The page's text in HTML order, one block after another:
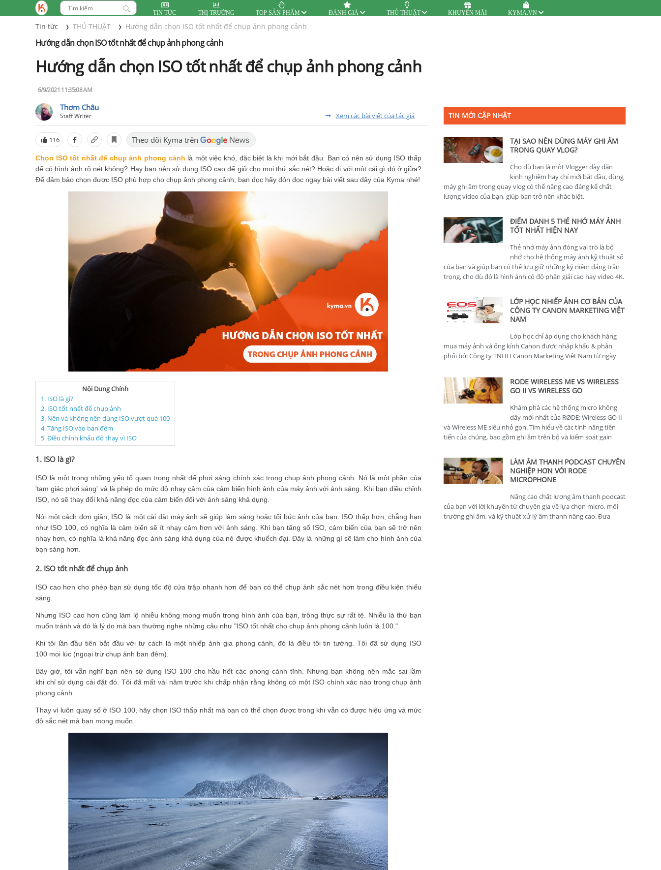
TIN TỨC THỊ TRƯỜNG TOP SẢN PHẨM ĐÁNH GIÁ THỦ THUẬT KHUYẾN MÃI KYMA.VN
Tin tức THỦ THUẬT Hướng dẫn chọn ISO tốt nhất để chụp ảnh phong cảnh
Hướng dẫn chọn ISO tốt nhất để chụp ảnh phong cảnh
Hướng dẫn chọn ISO tốt nhất để chụp ảnh phong cảnh
6/9/2021 11:35:08 AM
Thơm Châu
Staff Writer Xem các bài viết của tác giả
116 Theo dõi Kyma trên
Chọn ISO tốt nhất để chụp ảnh phong cảnh là một việc khó, đặc biệt là khi mới bắt đầu. Bạn có nên sử dụng ISO thấp
để có hình ảnh rõ nét không? Hay bạn nên sử dụng ISO cao để giữ cho mọi thứ sắc nét? Hoặc đi với một cái gì đó ở giữa?
Để đảm bảo chọn được ISO phù hợp cho chụp ảnh phong cảnh, bạn đọc hãy đón đọc ngay bài viết sau đây của Kyma nhé!
Nội Dung Chính
1. ISO là gì?
2. ISO tốt nhất để chụp ảnh
3. Nên và không nên dùng ISO vượt quá 100
4. Tăng ISO vào ban đêm
5. Điều chỉnh khẩu độ thay vì ISO
1. ISO là gì?
ISO là một trong những yếu tố quan trọng nhất để phơi sáng chính xác trong chụp ảnh phong cảnh. Nó là một phần của
'tam giác phơi sáng' và là phép đo mức độ nhạy cảm của cảm biến hình ảnh của máy ảnh với ánh sáng. Khi bạn điều chỉnh
ISO, nó sẽ thay đổi khả năng đọc của cảm biến đối với ánh sáng khả dụng.
Nói một cách đơn giản, ISO là một cài đặt máy ảnh sẽ giúp làm sáng hoặc tối bức ảnh của bạn. ISO thấp hơn, chẳng hạn
như ISO 100, có nghĩa là cảm biến sẽ ít nhạy cảm hơn với ánh sáng. Khi bạn tăng số ISO, cảm biến của bạn sẽ trở nên
nhạy hơn, có nghĩa là khả năng đọc ánh sáng khả dụng của nó được khuếch đại. Đây là những gì sẽ làm cho hình ảnh của
bạn sáng hơn.
2. ISO tốt nhất để chụp ảnh
ISO cao hơn cho phép bạn sử dụng tốc độ cửa trập nhanh hơn để bạn có thể chụp ảnh sắc nét hơn trong điều kiện thiếu
sáng.
Nhưng ISO cao hơn cũng làm lộ nhiễu không mong muốn trong hình ảnh của bạn, trông thực sự rất tệ. Nhiễu là thứ bạn
muốn tránh và đó là lý do mà bạn thường nghe những câu như "ISO tốt nhất cho chụp ảnh phong cảnh luôn là 100."
Khi tôi lần đầu tiên bắt đầu với tư cách là một nhiếp ảnh gia phong cảnh, đó là điều tôi tin tưởng. Tôi đã sử dụng ISO
100 mọi lúc (ngoại trừ chụp ảnh ban đêm).
Bây giờ, tôi vẫn nghĩ bạn nên sử dụng ISO 100 cho hầu hết các phong cảnh tĩnh. Nhưng bạn không nên mắc sai lầm
khi chỉ sử dụng cài đặt đó. Tôi đã mất vài năm trước khi chấp nhận rằng không có một ISO chính xác nào trong chụp ảnh
phong cảnh.
Thay vì luôn quay số ở ISO 100, hãy chọn ISO thấp nhất mà bạn có thể chọn được trong khi vẫn có được hiệu ứng và mức
độ sắc nét mà bạn mong muốn.
TIN MỚI CẬP NHẬT
TẠI SAO NÊN DÙNG MÁY GHI ÂM
TRONG QUAY VLOG?
Cho dù bạn là một Vlogger dày dặn
kinh nghiệm hay chỉ mới bắt đầu, dùng
máy ghi âm trong quay vlog có thể nâng cao đáng kể chất
lượng video của bạn, giúp bạn trở nên khác biệt.
ĐIỂM DANH 5 THẺ NHỚ MÁY ẢNH
TỐT NHẤT HIỆN NAY
Thẻ nhớ máy ảnh đóng vai trò là bộ
nhớ cho hệ thống máy ảnh kỹ thuật số
của bạn và giúp bạn có thể lưu giữ những kỷ niệm đáng trân
trọng, cho dù đó là hình ảnh có độ phân giải cao hay video 4K.
LỚP HỌC NHIẾP ẢNH CƠ BẢN CỦA
CÔNG TY CANON MARKETING VIỆT
NAM
Lớp học chỉ áp dụng cho khách hàng
mua máy ảnh và ống kính Canon được nhập khẩu & phân
phối bởi Công ty TNHH Canon Marketing Việt Nam từ ngày
RODE WIRELESS ME VS WIRELESS
GO II VS WIRELESS GO
Khám phá các hệ thống micro không
dây mới nhất của RØDE: Wireless GO II
và Wireless ME siêu nhỏ gọn. Tìm hiểu về các tính năng tiên
tiến của chúng, bao gồm ghi âm trên bộ và kiểm soát gain
LÀM ÂM THANH PODCAST CHUYÊN
NGHIỆP HƠN VỚI RODE
MICROPHONE
Nâng cao chất lượng âm thanh podcast
của bạn với lời khuyên từ chuyên gia về lựa chọn micro, môi
trường ghi âm, và kỹ thuật xử lý âm thanh nâng cao. Đưa